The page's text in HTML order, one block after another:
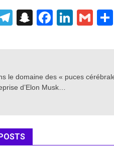
Telegram
Snapchat
le domaine des « puces
d’Elon Musk…